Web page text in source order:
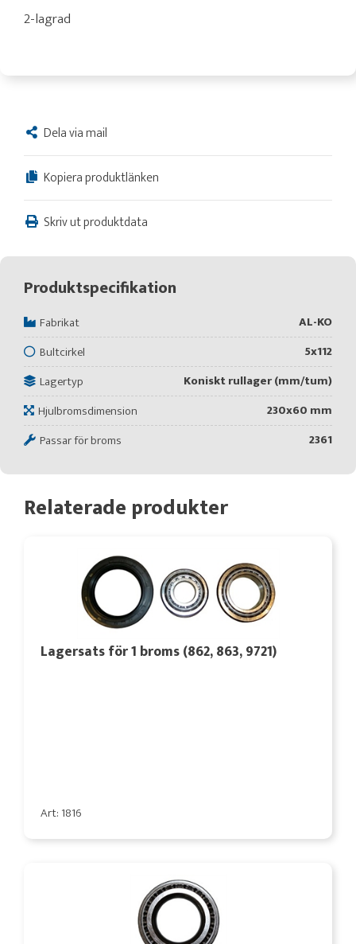
2-lagrad
Dela via mail
Kopiera produktlänken
Skriv ut produktdata
Produktspecifikation
Fabrikat
AL-KO
Bultcirkel
5x112
Lagertyp
Koniskt rullager (mm/tum)
Hjulbromsdimension
230x60 mm
Passar för broms
2361
Relaterade produkter
Lagersats för 1 broms (862, 863, 9721)
Art: 1816